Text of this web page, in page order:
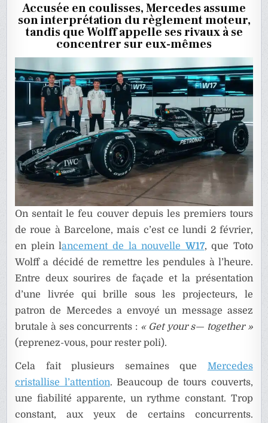
SES
Accusée en coulisses, Mercedes assume
son interprétation du règlement moteur,
tandis que Wolff appelle ses rivaux à se
concentrer sur eux-mêmes
On sentait le feu couver depuis les premiers tours
de roue à Barcelone, mais c’est ce lundi 2 février,
en plein lancement de la nouvelle W17, que Toto
Wolff a décidé de remettre les pendules à l’heure.
Entre deux sourires de façade et la présentation
d’une livrée qui brille sous les projecteurs, le
patron de Mercedes a envoyé un message assez
brutale à ses concurrents : « Get your s— together »
(reprenez-vous, pour rester poli).
Cela fait plusieurs semaines que Mercedes
cristallise l’attention. Beaucoup de tours couverts,
une fiabilité apparente, un rythme constant. Trop
constant, aux yeux de certains concurrents.